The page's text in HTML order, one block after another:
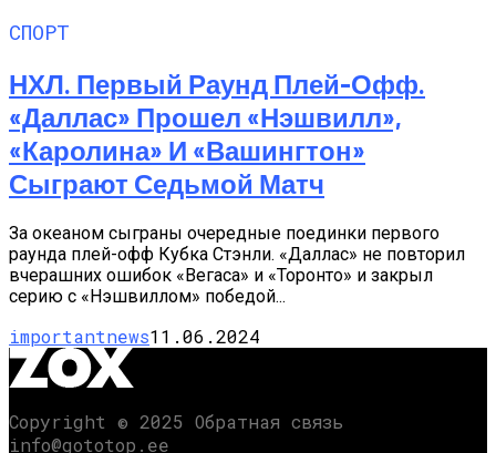
СПОРТ
НХЛ. Первый Раунд Плей-Офф.
«Даллас» Прошел «Нэшвилл»,
«Каролина» И «Вашингтон»
Сыграют Седьмой Матч
За океаном сыграны очередные поединки первого
раунда плей-офф Кубка Стэнли. «Даллас» не повторил
вчерашних ошибок «Вегаса» и «Торонто» и закрыл
серию с «Нэшвиллом» победой...
importantnews11.06.2024
Copyright © 2025 Обратная связь
info@gototop.ee